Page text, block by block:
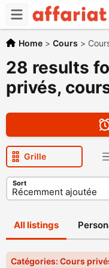
Home > Cours >
28 results
privés,
Grille
Sort
All listings
Catégories: Cours